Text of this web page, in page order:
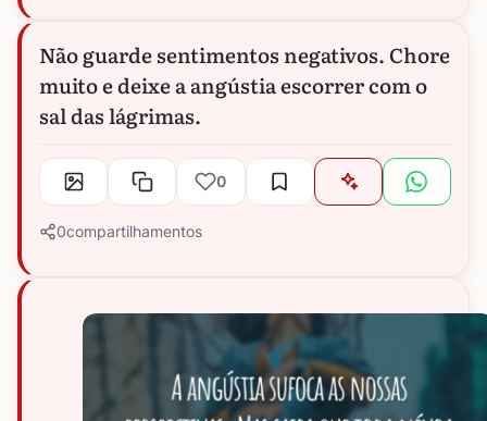
Não guarde sentimentos negativos. Chore
muito e deixe a angústia escorrer com o
sal das lágrimas.
0
0compartilhamentos